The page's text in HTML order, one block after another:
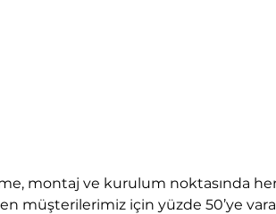
montaj ve kurulum noktasında
müşterilerimiz için yüzde 50’ye